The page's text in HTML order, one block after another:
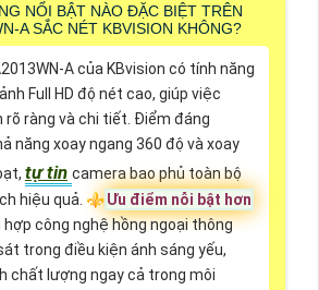
NỔI BẬT NÀO ĐẶC BIỆT TRÊN
A SẮC NÉT KBVISION KHÔNG?
A của KBvision có tính năng
Full HD độ nét cao, giúp việc
ràng và chi tiết. Điểm đáng
năng xoay ngang 360 độ và xoay
tự tin camera bao phủ toàn bộ
hiệu quả. ⚜️Ưu điểm nỗi bật hơn
công nghệ hồng ngoại thông
trong điều kiện ánh sáng yếu,
chất lượng ngay cả trong môi